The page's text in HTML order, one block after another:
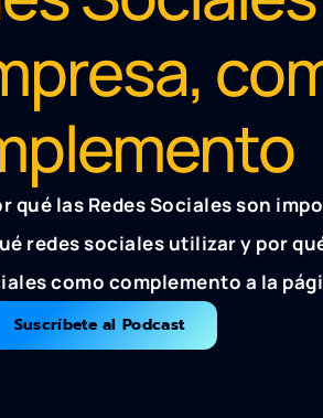
qué las Redes Sociales son
redes sociales utilizar y por
como complemento a la
Suscríbete al Podcast